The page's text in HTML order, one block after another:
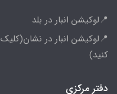
📍لوکیشن انبار در بلد
📍لوکیشن انبار در نشان(کلیک
کنید)
دفتر مرکزی